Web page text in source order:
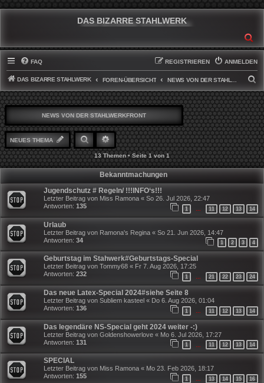
DAS BIZARRE STAHLWERK
FAQ ANMELDEN
REGISTRIEREN
DAS BIZARRE STAHLWERK FOREN-ÜBERSICHT
U
C
H
E
NEWS VON DER STAHLWERKFRONT
NEUES THEMA SUCHE ERWEITERTE SUCHE
13 Themen • Seite1von1
Bekanntmachungen
Jugendschutz # Regeln/ !!!INFO‘s!!!
Letzter Beitrag von Miss Ramona « So 26. Jul 2026, 22:47
Antworten: 135 1 … 11 12 13 14
Urlaub
Letzter Beitrag von Ramona's Regina « So 21. Jun 2026, 14:47
Antworten: 34 1 2 3 4
Geburtstag im Stahwerk#Geburtstags-Special
Letzter Beitrag von Tommy68 « Fr 7. Aug 2026, 17:25
Antworten: 232 1 … 21 22 23 24
Das neue Latex-Special 2024#siehe Seite 8
Letzter Beitrag von Subliem kasteel « Do 6. Aug 2026, 01:04
Antworten: 136 1 … 11 12 13 14
Das legendäre NS-Special geht 2024 weiter -:)
Letzter Beitrag von Goldenshowerlove « Mo 6. Jul 2026, 17:27
Antworten: 131 1 11 12 13 14
SPECIAL
Letzter Beitrag von Miss Ramona « Mo 23. Feb 2026, 18:17
Antworten: 155 1 … 13 14 15 16